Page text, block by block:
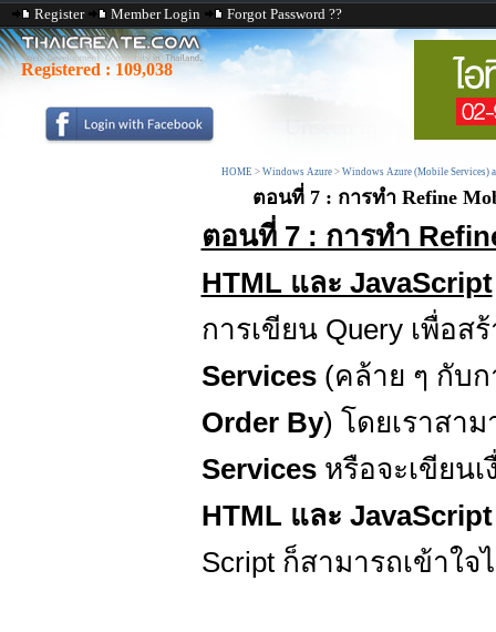
Register Member Login Forgot Password ??
Registered : 109,038
HOME > Windows Azure > Windows Azure (Mobile Services)
ตอนที่ 7 : การทำ Refine
ตอนที่ 7 : การทำ
HTML และ JavaScript
การเขียน Query เพื่อส
Services (คล้าย ๆ กับ
Order By) โดยเราสา
Services หรือจะเขียน
HTML และ JavaScript
Script ก็สามารถเข้าใจ